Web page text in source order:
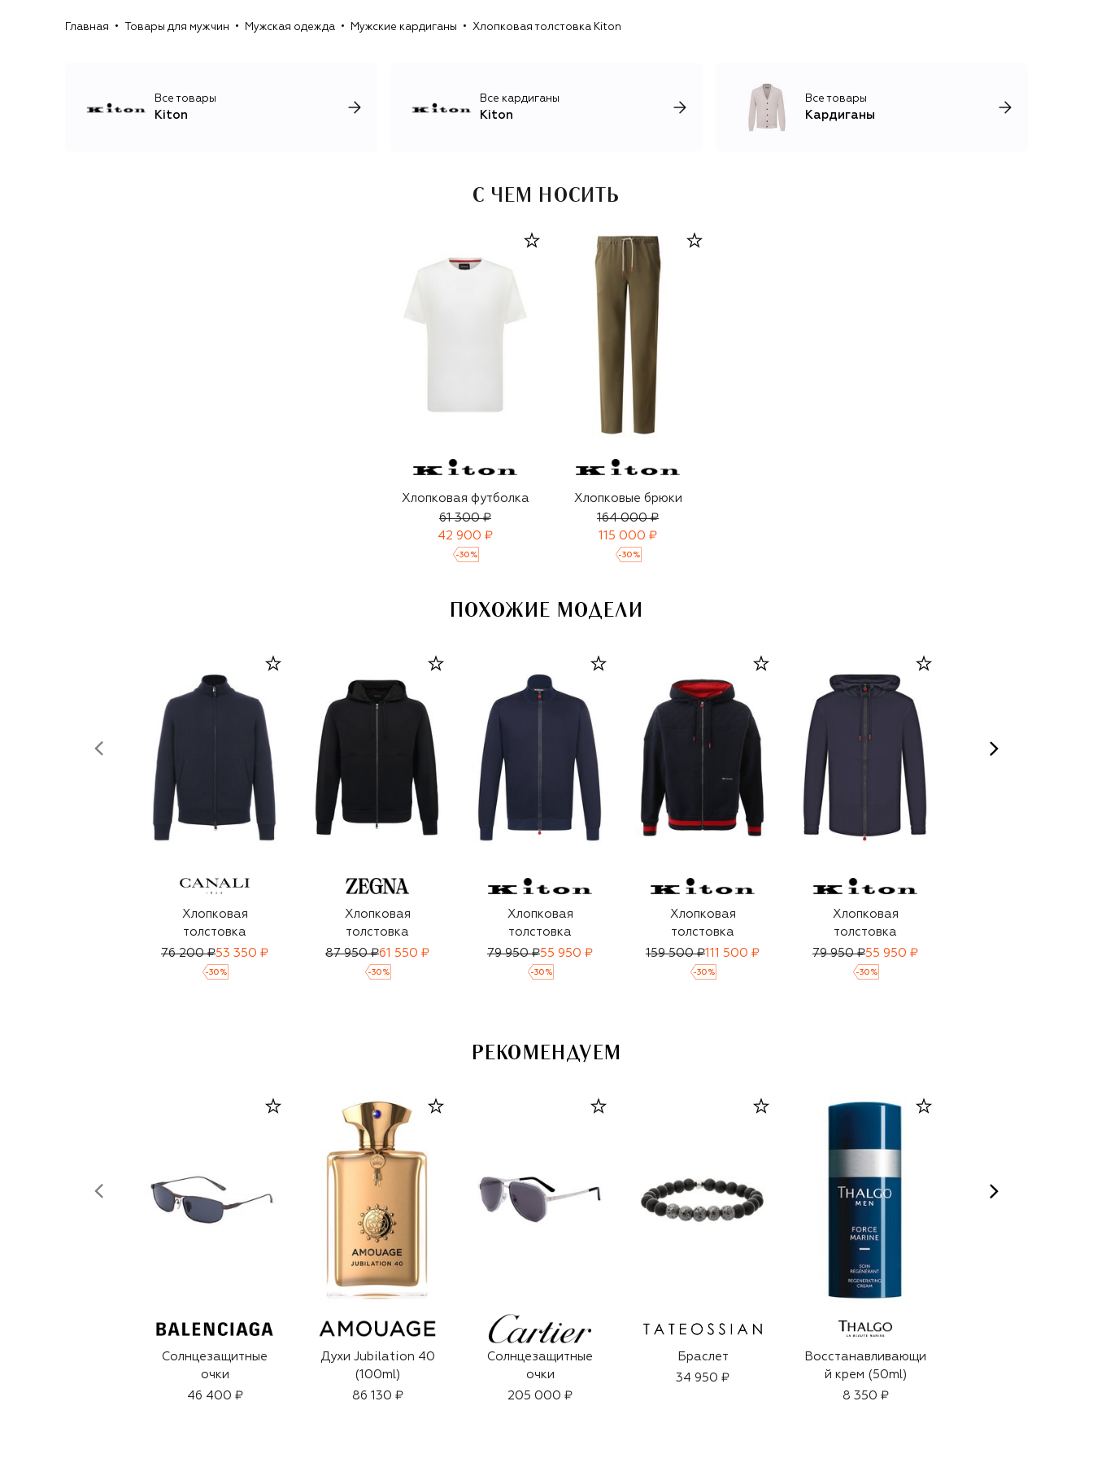
трикотаж, лаконичные брючные костюмы для мужчин и
Главная Товары для мужчин Мужская одежда Мужские кардиганы Хлопковая толстовка Kiton
Все товары
Kiton
Все кардиганы
Kiton
Все товары
Кардиганы
С ЧЕМ НОСИТЬ
Хлопковая футболка
61 300 ₽
42 900 ₽
-30 %
Хлопковые брюки
164 000 ₽
115 000 ₽
-30 %
ПОХОЖИЕ МОДЕЛИ
Хлопковая
толстовка
76 200 ₽53 350 ₽
-30 %
Хлопковая
толстовка
87 950 ₽61 550 ₽
-30 %
Хлопковая
толстовка
79 950 ₽55 950 ₽
-30 %
Хлопковая
толстовка
159 500 ₽111 500 ₽
-30 %
Хлопковая
толстовка
79 950 ₽55 950 ₽
-30 %
РЕКОМЕНДУЕМ
Солнцезащитные
очки
46 400 ₽
Духи Jubilation 40
(100ml)
86 130 ₽
Солнцезащитные
очки
205 000 ₽
Браслет
34 950 ₽
Восстанавливающи
й крем (50ml)
8 350 ₽